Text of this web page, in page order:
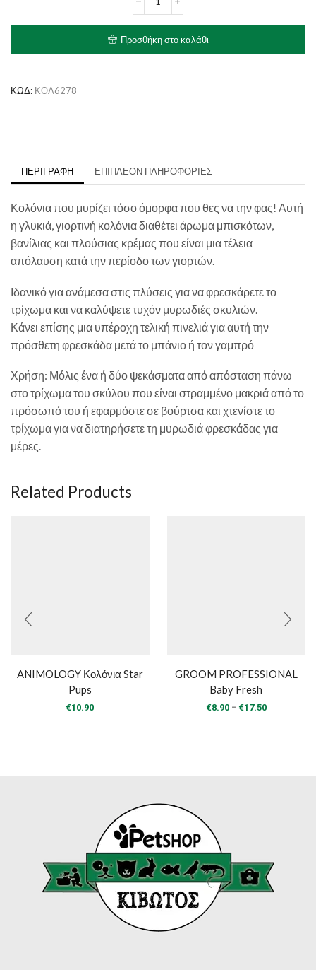
PROFESSIONAL
ποσότητα
Προσθήκη στο καλάθι
ΚΩΔ: ΚΟΛ6278
ΠΕΡΙΓΡΑΦΉ ΕΠΙΠΛΈΟΝ ΠΛΗΡΟΦΟΡΊΕΣ
Κολόνια που μυρίζει τόσο όμορφα που θες να την φας! Αυτή
η γλυκιά, γιορτινή κολόνια διαθέτει άρωμα μπισκότων,
βανίλιας και πλούσιας κρέμας που είναι μια τέλεια
απόλαυση κατά την περίοδο των γιορτών.
Ιδανικό για ανάμεσα στις πλύσεις για να φρεσκάρετε το
τρίχωμα και να καλύψετε τυχόν μυρωδιές σκυλιών.
Κάνει επίσης μια υπέροχη τελική πινελιά για αυτή την
πρόσθετη φρεσκάδα μετά το μπάνιο ή τον γαμπρό
Χρήση: Μόλις ένα ή δύο ψεκάσματα από απόσταση πάνω
στο τρίχωμα του σκύλου που είναι στραμμένο μακριά από το
πρόσωπό του ή εφαρμόστε σε βούρτσα και χτενίστε το
τρίχωμα για να διατηρήσετε τη μυρωδιά φρεσκάδας για
μέρες.
Related Products
ANIMOLOGY Κολόνια Star
Pups
€10.90
GROOM PROFESSIONAL
Baby Fresh
€8.90 – €17.50Price